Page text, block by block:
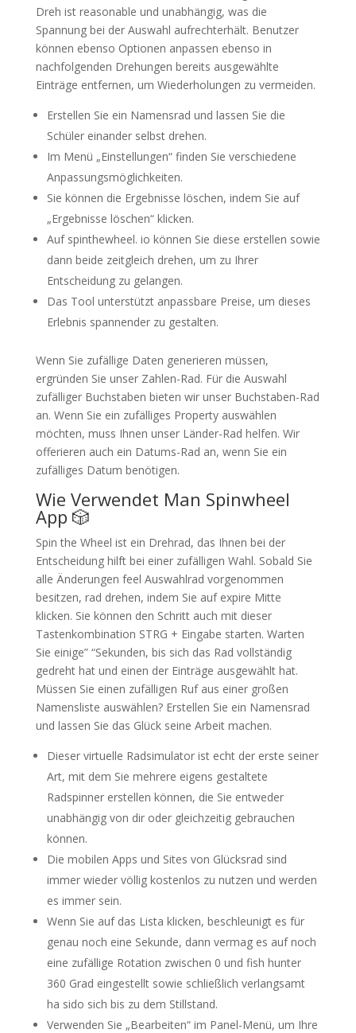
Dreh ist reasonable und unabhängig, was die
Spannung bei der Auswahl aufrechterhält. Benutzer
können ebenso Optionen anpassen ebenso in
nachfolgenden Drehungen bereits ausgewählte
Einträge entfernen, um Wiederholungen zu vermeiden.
Erstellen Sie ein Namensrad und lassen Sie die
Schüler einander selbst drehen.
Im Menü „Einstellungen“ finden Sie verschiedene
Anpassungsmöglichkeiten.
Sie können die Ergebnisse löschen, indem Sie auf
„Ergebnisse löschen“ klicken.
Auf spinthewheel. io können Sie diese erstellen sowie
dann beide zeitgleich drehen, um zu Ihrer
Entscheidung zu gelangen.
Das Tool unterstützt anpassbare Preise, um dieses
Erlebnis spannender zu gestalten.
Wenn Sie zufällige Daten generieren müssen,
ergründen Sie unser Zahlen-Rad. Für die Auswahl
zufälliger Buchstaben bieten wir unser Buchstaben-Rad
an. Wenn Sie ein zufälliges Property auswählen
möchten, muss Ihnen unser Länder-Rad helfen. Wir
offerieren auch ein Datums-Rad an, wenn Sie ein
zufälliges Datum benötigen.
Wie Verwendet Man Spinwheel
App 🎲
Spin the Wheel ist ein Drehrad, das Ihnen bei der
Entscheidung hilft bei einer zufälligen Wahl. Sobald Sie
alle Änderungen feel Auswahlrad vorgenommen
besitzen, rad drehen, indem Sie auf expire Mitte
klicken. Sie können den Schritt auch mit dieser
Tastenkombination STRG + Eingabe starten. Warten
Sie einige” “Sekunden, bis sich das Rad vollständig
gedreht hat und einen der Einträge ausgewählt hat.
Müssen Sie einen zufälligen Ruf aus einer großen
Namensliste auswählen? Erstellen Sie ein Namensrad
und lassen Sie das Glück seine Arbeit machen.
Dieser virtuelle Radsimulator ist echt der erste seiner
Art, mit dem Sie mehrere eigens gestaltete
Radspinner erstellen können, die Sie entweder
unabhängig von dir oder gleichzeitig gebrauchen
können.
Die mobilen Apps und Sites von Glücksrad sind
immer wieder völlig kostenlos zu nutzen und werden
es immer sein.
Wenn Sie auf das Lista klicken, beschleunigt es für
genau noch eine Sekunde, dann vermag es auf noch
eine zufällige Rotation zwischen 0 und fish hunter
360 Grad eingestellt sowie schließlich verlangsamt
ha sido sich bis zu dem Stillstand.
Verwenden Sie „Bearbeiten“ im Panel-Menü, um Ihre